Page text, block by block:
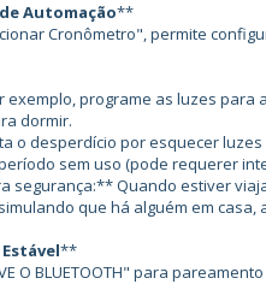
Automação**
Cronômetro", permite
programe as luzes para
dormir.
desperdício por esquecer luzes
sem uso (pode requerer
Quando estiver
que há alguém em casa,
**
BLUETOOTH" para